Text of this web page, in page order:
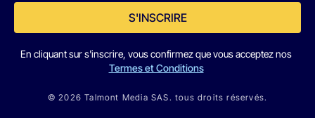
S'INSCRIRE
En cliquant sur s'inscrire, vous confirmez que vous acceptez nos
Termes et Conditions
© 2026 Talmont Media SAS. tous droits réservés.